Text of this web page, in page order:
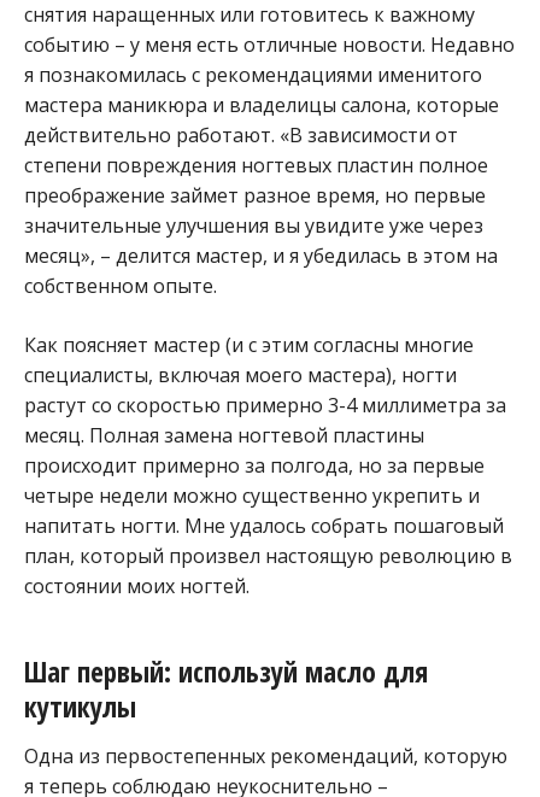
снятия наращенных или готовитесь к важному
событию – у меня есть отличные новости. Недавно
я познакомилась с рекомендациями именитого
мастера маникюра и владелицы салона, которые
действительно работают. «В зависимости от
степени повреждения ногтевых пластин полное
преображение займет разное время, но первые
значительные улучшения вы увидите уже через
месяц», – делится мастер, и я убедилась в этом на
собственном опыте.
Как поясняет мастер (и с этим согласны многие
специалисты, включая моего мастера), ногти
растут со скоростью примерно 3-4 миллиметра за
месяц. Полная замена ногтевой пластины
происходит примерно за полгода, но за первые
четыре недели можно существенно укрепить и
напитать ногти. Мне удалось собрать пошаговый
план, который произвел настоящую революцию в
состоянии моих ногтей.
Шаг первый: используй масло для
кутикулы
Одна из первостепенных рекомендаций, которую
я теперь соблюдаю неукоснительно –